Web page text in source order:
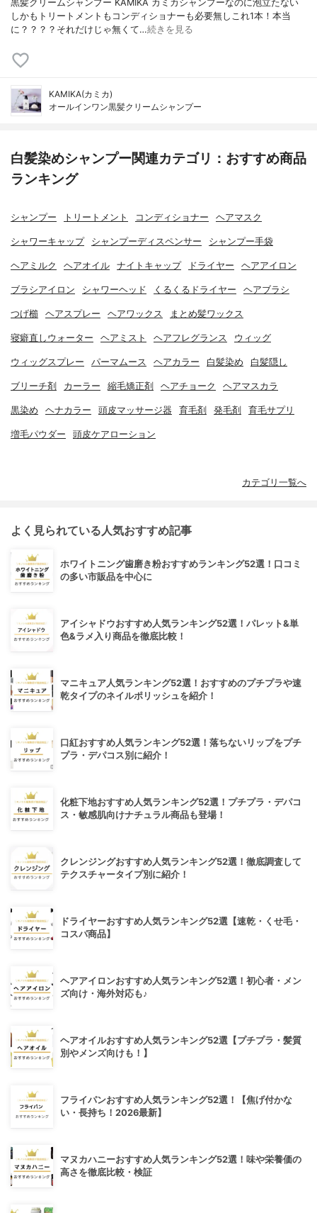
黒髪クリームシャンプー KAMIKA カミカシャンプーなのに泡立たない
しかもトリートメントもコンディショナーも必要無しこれ1本！本当
に？？？？それだけじゃ無くて…続きを見る
KAMIKA(カミカ)
オールインワン黒髪クリームシャンプー
白髪染めシャンプー関連カテゴリ：おすすめ商品
ランキング
シャンプー トリートメント コンディショナー ヘアマスク
シャワーキャップ シャンプーディスペンサー シャンプー手袋
ヘアミルク ヘアオイル ナイトキャップ ドライヤー ヘアアイロン
ブラシアイロン シャワーヘッド くるくるドライヤー ヘアブラシ
つげ櫛 ヘアスプレー ヘアワックス まとめ髪ワックス
寝癖直しウォーター ヘアミスト ヘアフレグランス ウィッグ
ウィッグスプレー パーマムース ヘアカラー 白髪染め 白髪隠し
ブリーチ剤 カーラー 縮毛矯正剤 ヘアチョーク ヘアマスカラ
黒染め ヘナカラー 頭皮マッサージ器 育毛剤 発毛剤 育毛サプリ
増毛パウダー 頭皮ケアローション
カテゴリ一覧へ
よく見られている人気おすすめ記事
ホワイトニング歯磨き粉おすすめランキング52選！口コミ
の多い市販品を中心に
アイシャドウおすすめ人気ランキング52選！パレット&単
色&ラメ入り商品を徹底比較！
マニキュア人気ランキング52選！おすすめのプチプラや速
乾タイプのネイルポリッシュを紹介！
口紅おすすめ人気ランキング52選！落ちないリップをプチ
プラ・デパコス別に紹介！
化粧下地おすすめ人気ランキング52選！プチプラ・デパコ
ス・敏感肌向けナチュラル商品も登場！
クレンジングおすすめ人気ランキング52選！徹底調査して
テクスチャータイプ別に紹介！
ドライヤーおすすめ人気ランキング52選【速乾・くせ毛・
コスパ商品】
ヘアアイロンおすすめ人気ランキング52選！初心者・メン
ズ向け・海外対応も♪
ヘアオイルおすすめ人気ランキング52選【プチプラ・髪質
別やメンズ向けも！】
フライパンおすすめ人気ランキング52選！【焦げ付かな
い・長持ち！2026最新】
マヌカハニーおすすめ人気ランキング52選！味や栄養価の
高さを徹底比較・検証